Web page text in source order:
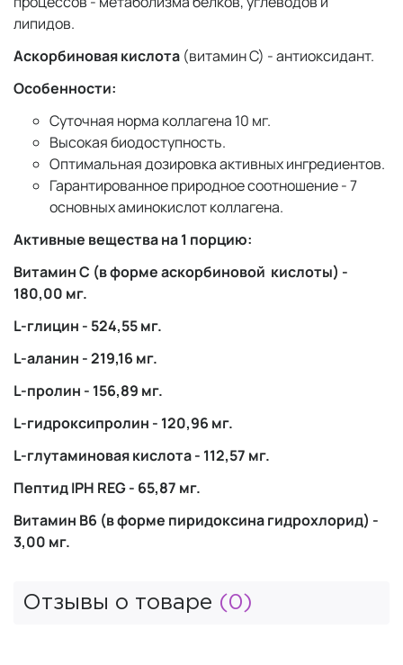
липидов.
Аскорбиновая кислота (витамин С) - антиоксидант.
Особенности:
Суточная норма коллагена 10 мг.
Высокая биодоступность.
Оптимальная дозировка активных ингредиентов.
Гарантированное природное соотношение - 7
основных аминокислот коллагена.
Активные вещества на 1 порцию:
Витамин C (в форме аскорбиновой кислоты) -
180,00 мг.
L-глицин - 524,55 мг.
L-аланин - 219,16 мг.
L-пролин - 156,89 мг.
L-гидроксипролин - 120,96 мг.
L-глутаминовая кислота - 112,57 мг.
Пептид IPH REG - 65,87 мг.
Витамин B6 (в форме пиридоксина гидрохлорид) -
3,00 мг.
Отзывы о товаре (0)